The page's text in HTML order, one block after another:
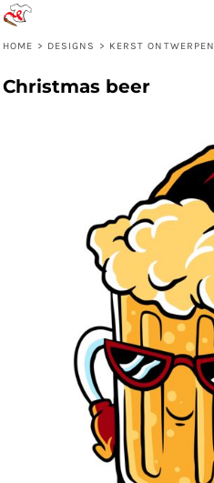
HOME > DESIGNS > KERST ONTWERPEN
Christmas beer